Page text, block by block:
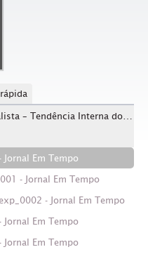
Interna do PT (jornal Em Tempo)
Jornal Em Tempo
- Jornal Em Tempo
- Jornal Em Tempo
Jornal Em Tempo
Jornal Em Tempo